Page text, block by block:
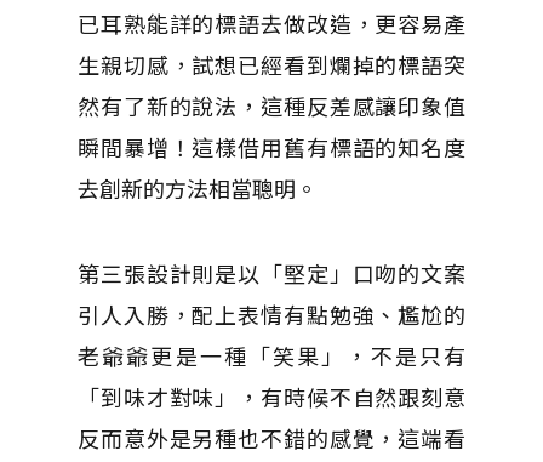
已耳熟能詳的標語去做改造，更容易產
生親切感，試想已經看到爛掉的標語突
然有了新的說法，這種反差感讓印象值
瞬間暴增！這樣借用舊有標語的知名度
去創新的方法相當聰明。
第三張設計則是以「堅定」口吻的文案
引人入勝，配上表情有點勉強、尷尬的
老爺爺更是一種「笑果」，不是只有
「到味才對味」，有時候不自然跟刻意
反而意外是另種也不錯的感覺，這端看